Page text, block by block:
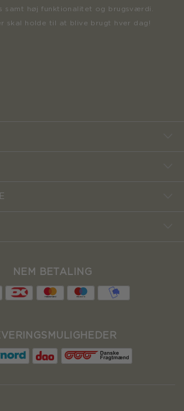
samt høj funktionalitet og brugsværdi.
skal holde til at blive brugt hver dag!
NEM BETALING